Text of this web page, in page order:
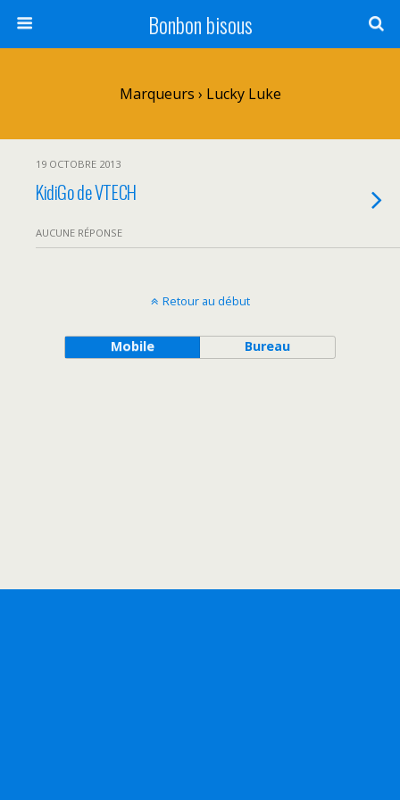
Bonbon bisous
Marqueurs › Lucky Luke
19 OCTOBRE 2013
KidiGo de VTECH
AUCUNE RÉPONSE
Retour au début
Mobile Bureau